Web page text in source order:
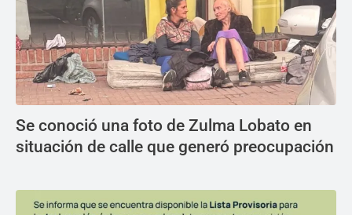
Se conoció una foto de Zulma Lobato en
situación de calle que generó preocupación